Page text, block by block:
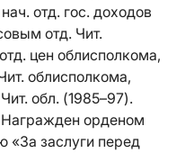
отд. гос. доходов
отд. Чит.
цен облисполкома,
облисполкома,
обл. (1985–97).
орденом
«За заслуги перед